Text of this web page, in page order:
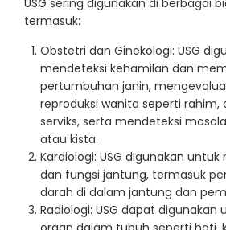
USG sering digunakan di berbagai
termasuk:
Obstetri dan Ginekologi: USG
mendeteksi kehamilan dan
pertumbuhan janin,
reproduksi wanita seperti rahim,
serviks, serta mendeteksi
atau kista.
Kardiologi: USG digunakan
dan fungsi jantung, termasuk
darah di dalam jantung dan
Radiologi: USG dapat digunakan